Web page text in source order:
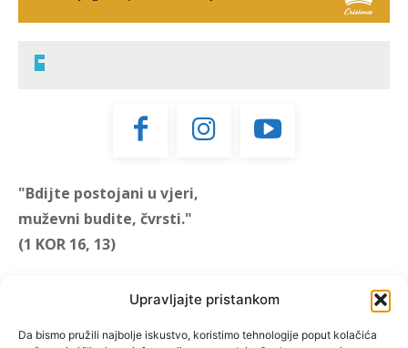
Upravljajte pristankom
Da bismo pružili najbolje iskustvo, koristimo tehnologije poput kolačića
"Bdijte postojani u vjeri,
muževni budite, čvrsti."
(1 KOR 16, 13)
"Muževni budite" prvi je
hrvatski portal za katoličke
muškarce koji pokušava